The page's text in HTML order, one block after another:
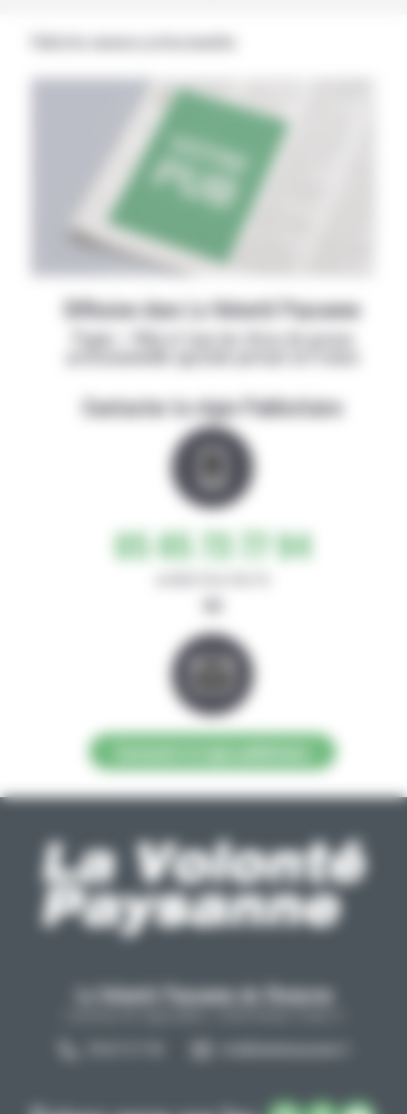
Diffusion dans La Volonté Paysanne
Papier + Web et tous les titres de presse
Contacter la régie Publicitaire
05 65 73 77 94
ou
La Volonté Paysanne de l'Aveyron